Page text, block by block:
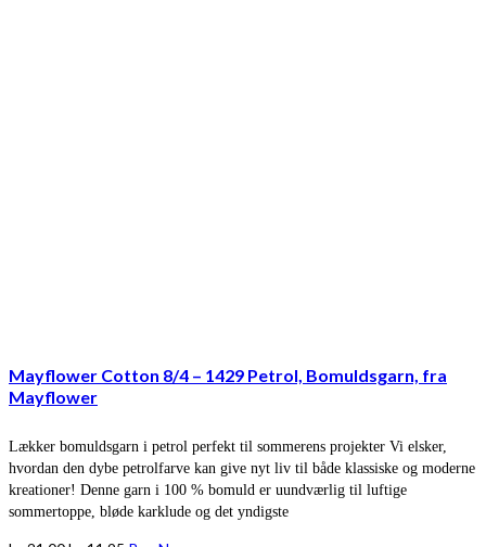
Mayflower Cotton 8/4 – 1429 Petrol, Bomuldsgarn, fra
Mayflower
Lækker bomuldsgarn i petrol perfekt til sommerens projekter Vi elsker,
hvordan den dybe petrolfarve kan give nyt liv til både klassiske og moderne
kreationer! Denne garn i 100 % bomuld er uundværlig til luftige
sommertoppe, bløde karklude og det yndigste